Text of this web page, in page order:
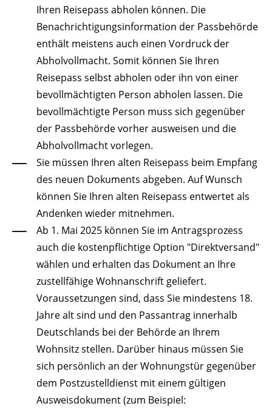
Ihren Reisepass abholen können. Die
Benachrichtigungsinformation der Passbehörde
enthält meistens auch einen Vordruck der
Abholvollmacht. Somit können Sie Ihren
Reisepass selbst abholen oder ihn von einer
bevollmächtigten Person abholen lassen. Die
bevollmächtigte Person muss sich gegenüber
der Passbehörde vorher ausweisen und die
Abholvollmacht vorlegen.
Sie müssen Ihren alten Reisepass beim Empfang
des neuen Dokuments abgeben. Auf Wunsch
können Sie Ihren alten Reisepass entwertet als
Andenken wieder mitnehmen.
Ab 1. Mai 2025 können Sie im Antragsprozess
auch die kostenpflichtige Option "Direktversand"
wählen und erhalten das Dokument an Ihre
zustellfähige Wohnanschrift geliefert.
Voraussetzungen sind, dass Sie mindestens 18.
Jahre alt sind und den Passantrag innerhalb
Deutschlands bei der Behörde an Ihrem
Wohnsitz stellen. Darüber hinaus müssen Sie
sich persönlich an der Wohnungstür gegenüber
dem Postzustelldienst mit einem gültigen
Ausweisdokument (zum Beispiel: